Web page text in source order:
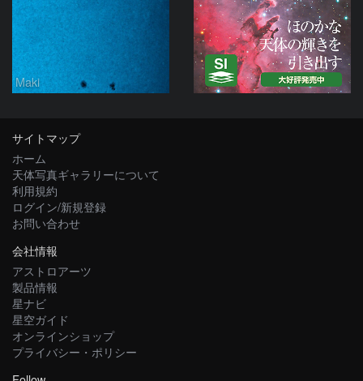
Maki
サイトマップ
ホーム
天体写真ギャラリーについて
利用規約
ログイン/新規登録
お問い合わせ
会社情報
アストロアーツ
製品情報
星ナビ
星空ガイド
オンラインショップ
プライバシー・ポリシー